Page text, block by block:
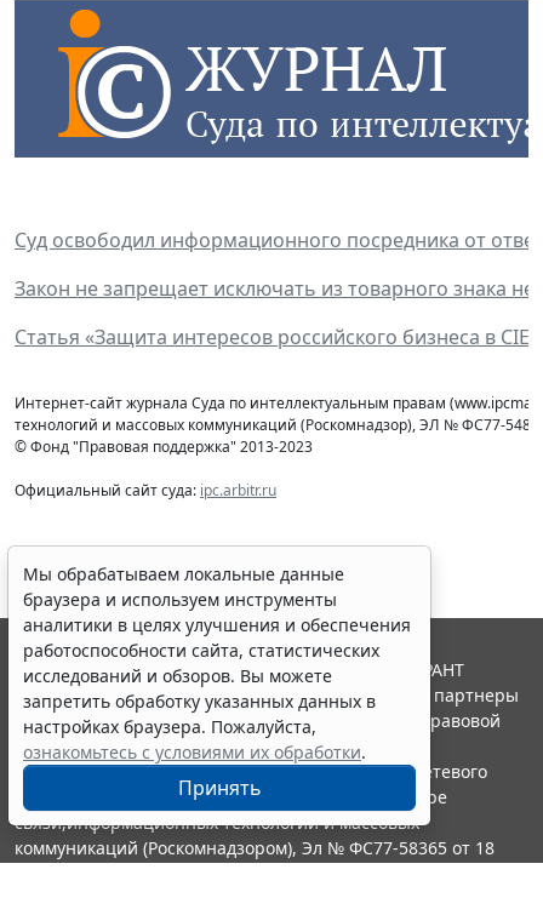
Суд освободил информационного посредника от
Закон не запрещает исключать из товарного знака
Статья «Защита интересов российского бизнеса в
Интернет-сайт журнала Суда по интеллектуальным правам
технологий и массовых коммуникаций (Роcкомнадзор), ЭЛ № ФС77-
© Фонд "Правовая поддержка" 2013-2023
Официальный сайт суда: ipc.arbitr.ru
Мы обрабатываем локальные данные
браузера и используем инструменты
аналитики в целях улучшения и обеспечения
работоспособности сайта, статистических
исследований и обзоров. Вы можете
запретить обработку указанных данных в
настройках браузера. Пожалуйста,
ознакомьтесь с условиями их обработки.
Принять
© ООО "НПП "ГАРАНТ-СЕРВИС", 2026. Система ГАРАНТ
выпускается с 1990 года. Компания "Гарант" и ее партнеры
являются участниками Российской ассоциации правовой
информации ГАРАНТ.
Портал ГАРАНТ.РУ зарегистрирован в качестве сетевого
издания Федеральной службой по надзору в сфере
связи,информационных технологий и массовых
коммуникаций (Роскомнадзором), Эл № ФС77-58365 от 18